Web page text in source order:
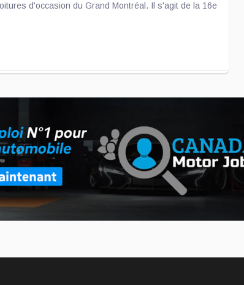
d'occasion du Grand Montréal. Il s'agit de la 16e
depuis plusieurs années et qui offre un service
Show 2026